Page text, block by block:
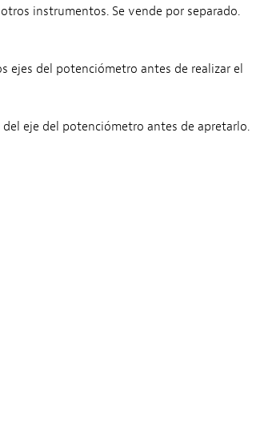
instrumentos. Se vende por separado.
ejes del potenciómetro antes de realizar el
eje del potenciómetro antes de apretarlo.